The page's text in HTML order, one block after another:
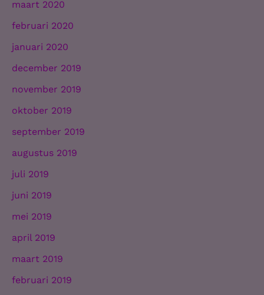
maart 2020
februari 2020
januari 2020
december 2019
november 2019
oktober 2019
september 2019
augustus 2019
juli 2019
juni 2019
mei 2019
april 2019
maart 2019
februari 2019